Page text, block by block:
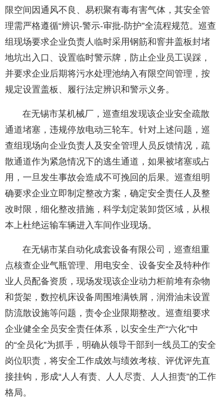
限空间因通风不良、易积聚有毒有害气体，其安全管
理需严格遵循“辨识-警示-审批-防护”全流程规范。巡查
组现场要求企业负责人临时采用钢筋和窨井盖板封堵
地坑出入口、设置临时警示牌，防止企业员工误踩，
并要求企业后期将污水处理池纳入有限空间管理，按
规定设置盖板、履行法定辨识和警示义务。
在无锡市某机械厂，巡查组发现该企业安全疏散
通道堵塞，违规停放电动三轮车。针对上述问题，巡
查组现场向企业负责人及安全管理人员反馈情况，疏
散通道作为紧急情况下的逃生通道，如果被堵塞或占
用，一旦发生事故会造成不可挽回的后果。巡查组明
确要求企业立即制定整改方案，确定安全责任人及整
改时限，细化整改措施，科学划定装卸货区域，从根
本上杜绝运输车辆进入车间作业现场。
在无锡市某自动化成套设备有限公司，巡查组重
点核查企业气瓶管理、用电安全、设备安全及特种作
业人员配备资质，现场发现该企业动力柜前堆有杂物
和货架，数控机床设备周围堆满铁屑，润滑油未设置
防流散设施等问题，责令企业限期整改。巡查组要求
企业健全全员安全责任体系，以安全生产“六化”中
的“全员化”为抓手，明确从领导干部到一线员工的安全
岗位职责，将安全工作成效与绩效考核、评优评先直
接挂钩，形成“人人有责、人人尽责、人人担责”的工作
格局。